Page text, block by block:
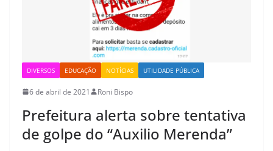
DIVERSOS EDUCAÇÃO NOTÍCIAS UTILIDADE PÚBLICA
6 de abril de 2021 Roni Bispo
Prefeitura alerta sobre tentativa
de golpe do “Auxilio Merenda”